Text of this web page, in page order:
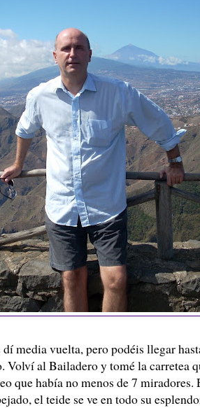
media vuelta, pero podéis llegar
Volví al Bailadero y tomé la carretea
que había no menos de 7
el teide se ve en todo su